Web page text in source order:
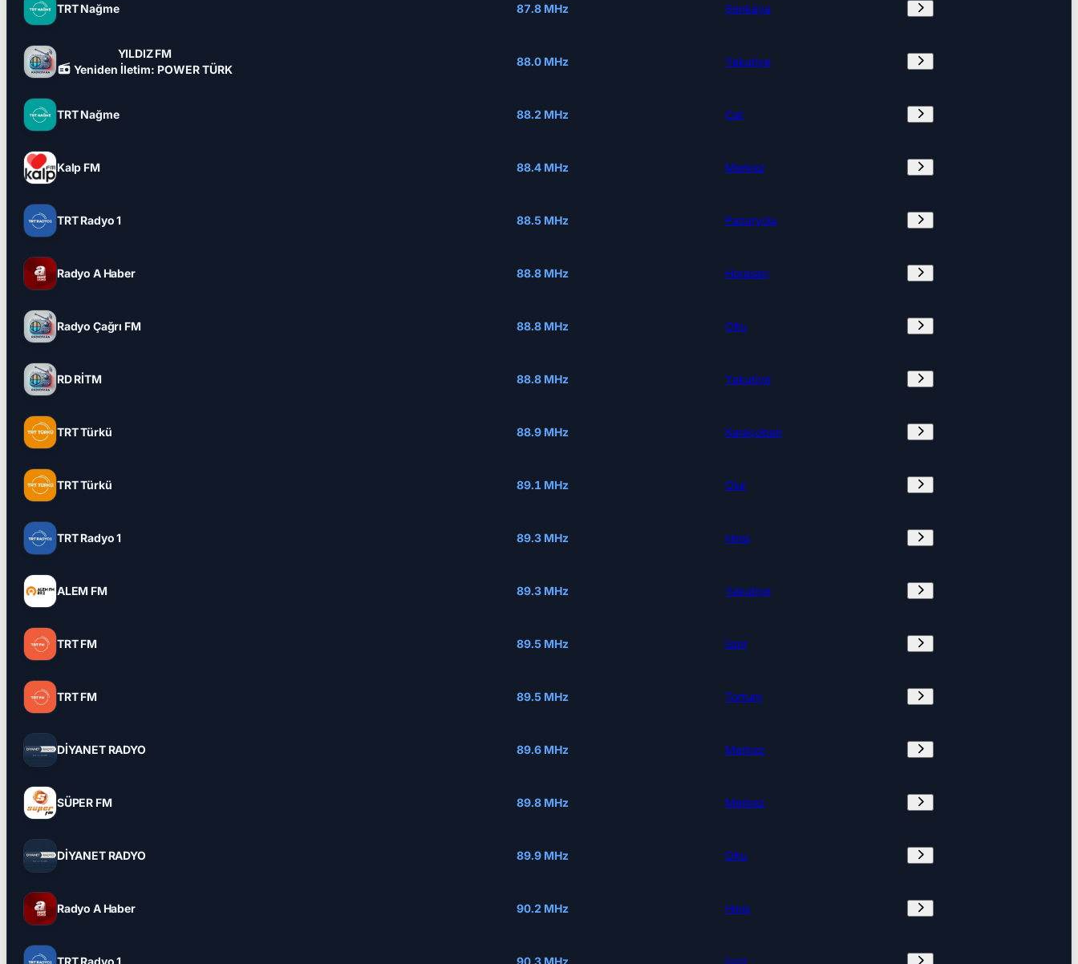
TRT Nağme 87.8 MHz Şenkaya
YILDIZ FM
Yeniden İletim: POWER TÜRK
88.0 MHz Yakutiye
TRT Nağme 88.2 MHz Çat
Kalp FM 88.4 MHz Merkez
TRT Radyo 1 88.5 MHz Pazaryolu
Radyo A Haber 88.8 MHz Horasan
Radyo Çağrı FM 88.8 MHz Oltu
RD RİTM 88.8 MHz Yakutiye
TRT Türkü 88.9 MHz Karaçoban
TRT Türkü 89.1 MHz Olur
TRT Radyo 1 89.3 MHz Hınıs
ALEM FM 89.3 MHz Yakutiye
TRT FM 89.5 MHz İspir
TRT FM 89.5 MHz Tortum
DİYANET RADYO 89.6 MHz Merkez
SÜPER FM 89.8 MHz Merkez
DİYANET RADYO 89.9 MHz Oltu
Radyo A Haber 90.2 MHz Hınıs
TRT Radyo 1 90.3 MHz İspir